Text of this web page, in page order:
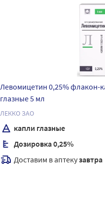
Левомицетин 0,25% флакон-
глазные 5 мл
ЛЕККО ЗАО
капли глазные
Дозировка 0,25%
Доставим в аптекузавтра